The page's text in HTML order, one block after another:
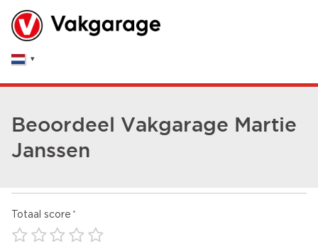
Beoordeel Vakgarage Martie
Janssen
Totaal score